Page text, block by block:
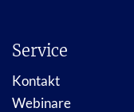
Service
Kontakt
Webinare